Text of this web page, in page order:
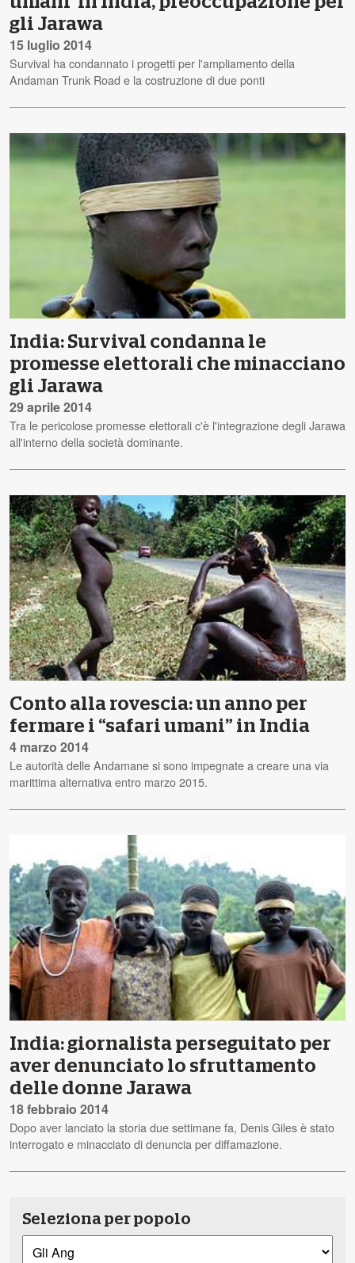
gli Jarawa
15 luglio 2014
Survival ha condannato i progetti per l'ampliamento della
Andaman Trunk Road e la costruzione di due ponti
India: Survival condanna le
promesse elettorali che minacciano
gli Jarawa
29 aprile 2014
Tra le pericolose promesse elettorali c'è l'integrazione degli Jarawa
all'interno della società dominante.
Conto alla rovescia: un anno per
fermare i “safari umani” in India
4 marzo 2014
Le autorità delle Andamane si sono impegnate a creare una via
marittima alternativa entro marzo 2015.
India: giornalista perseguitato per
aver denunciato lo sfruttamento
delle donne Jarawa
18 febbraio 2014
Dopo aver lanciato la storia due settimane fa, Denis Giles è stato
interrogato e minacciato di denuncia per diffamazione.
Seleziona per popolo